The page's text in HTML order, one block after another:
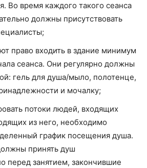
Во время каждого такого сеанса
должны присутствовать
право входить в здание минимум
сеанса. Они регулярно должны
гель для душа/мыло, полотенце,
и мочалку;
потоки людей, входящих
из него, необходимо
график посещения душа.
принять душ
перед занятием, закончившие